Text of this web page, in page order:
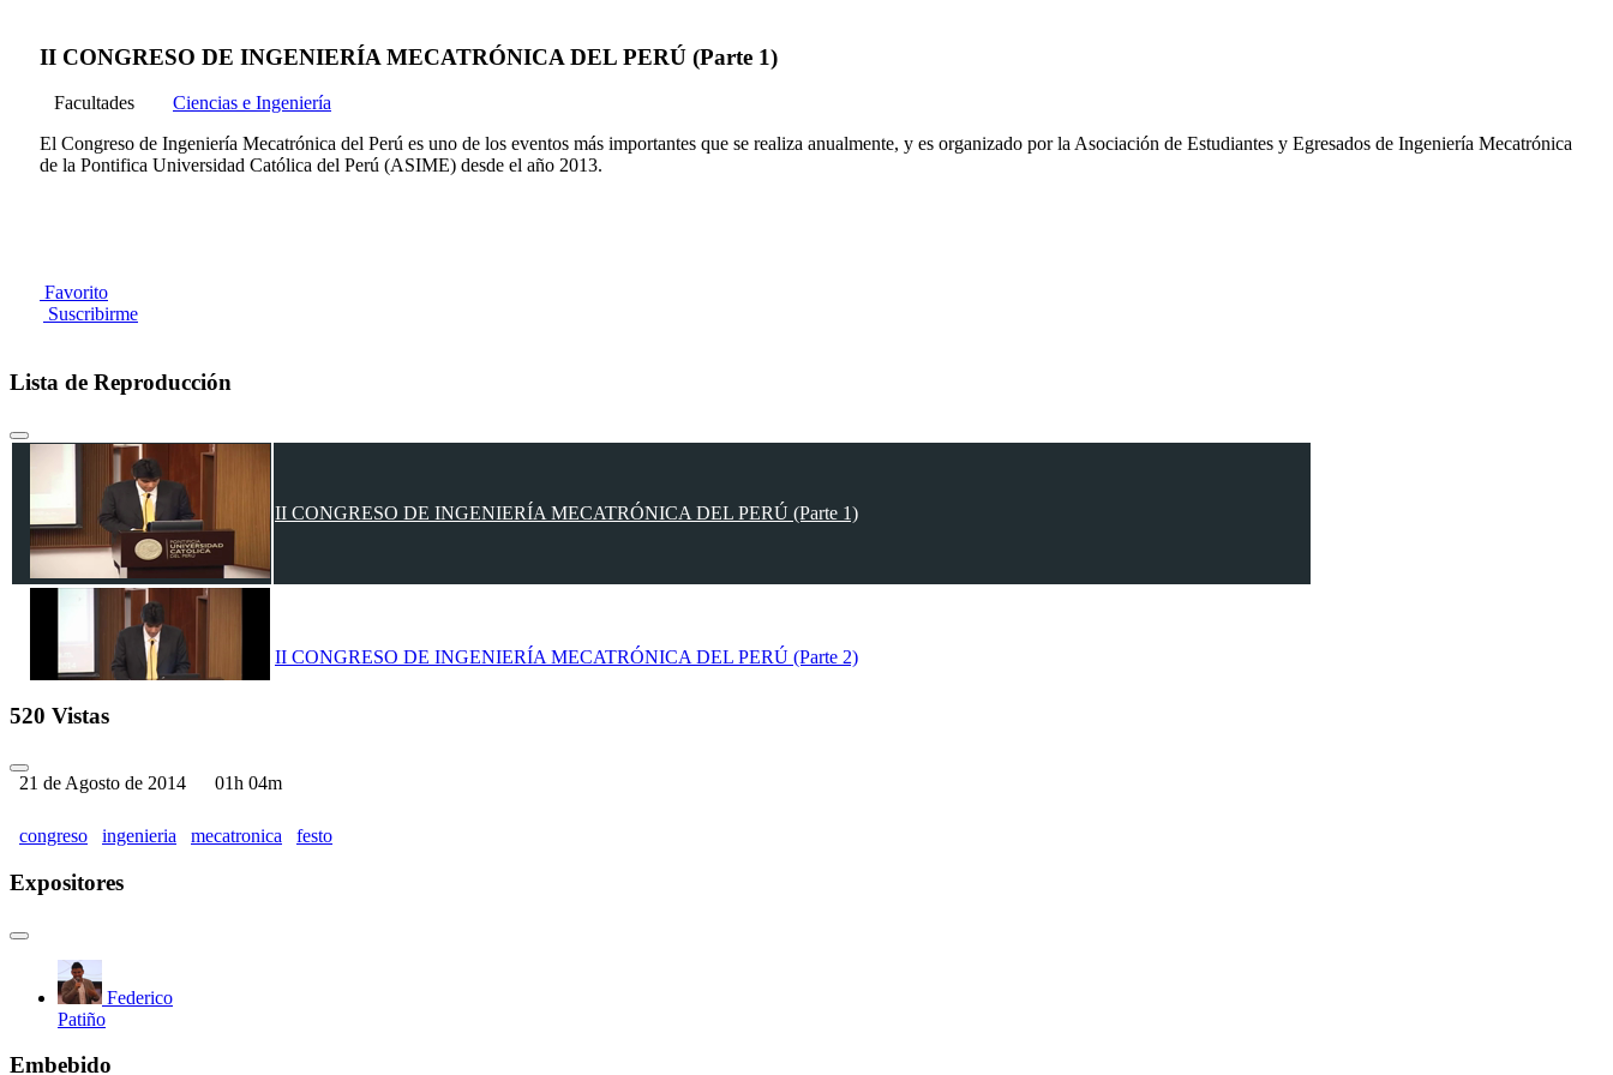
II CONGRESO DE INGENIERÍA MECATRÓNICA DEL PERÚ (Parte 1)
Facultades
Ciencias e Ingeniería
El Congreso de Ingeniería Mecatrónica del Perú es uno de los eventos más importantes que se realiza anualmente, y es organizado por la Asociación de Estudiantes y Egresados de Ingeniería Mecatrónica
de la Pontifica Universidad Católica del Perú (ASIME) desde el año 2013.
Favorito
Suscribirme
Lista de Reproducción
II CONGRESO DE INGENIERÍA MECATRÓNICA DEL PERÚ (Parte 1)
II CONGRESO DE INGENIERÍA MECATRÓNICA DEL PERÚ (Parte 2)
520 Vistas
21 de Agosto de 2014 01h 04m
congreso ingenieria mecatronica festo
Expositores
Federico
Patiño
Embebido